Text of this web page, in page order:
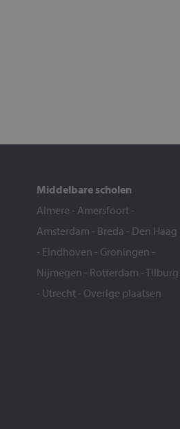
Middelbare scholen
Almere - Amersfoort -
Amsterdam - Breda - Den Haag
- Eindhoven - Groningen -
Nijmegen - Rotterdam -Tilburg
- Utrecht - Overige plaatsen